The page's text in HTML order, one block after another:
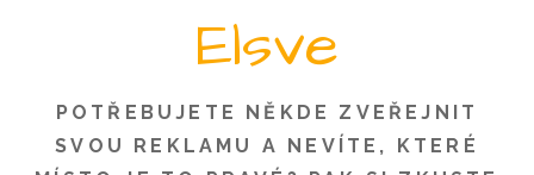
Elsve
POTŘEBUJETE NĚKDE ZVEŘEJNIT
SVOU REKLAMU A NEVÍTE, KTERÉ